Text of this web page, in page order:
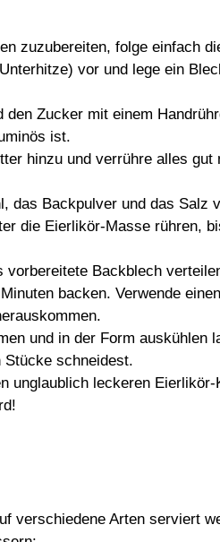
zuzubereiten, folge einfach
vor und lege ein
Zucker mit einem
ist.
hinzu und verrühre alles gut
das Backpulver und das Salz
die Eierlikör-Masse rühren,
vorbereitete Backblech
backen. Verwende
und in der Form auskühlen
Stücke schneidest.
unglaublich leckeren
verschiedene Arten serviert